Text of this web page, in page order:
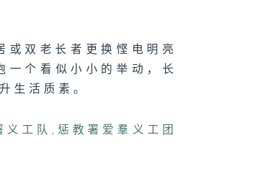
或双老长者更换悭电明亮
一个看似小小的举动，长
生活质素。
义工队 , 惩教署爱羣义工团